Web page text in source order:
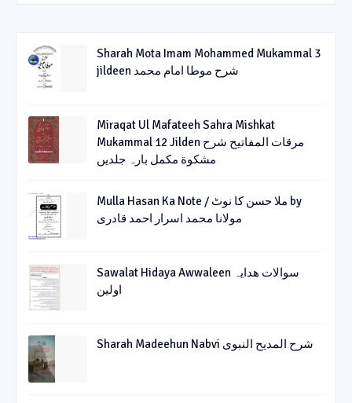
Sharah Mota Imam Mohammed Mukammal 3
jildeen شرح موطا امام محمد
Miraqat Ul Mafateeh Sahra Mishkat
Mukammal 12 Jilden مرقات المفاتیح شرح
مشکوة مکمل بارہ جلدیں
Mulla Hasan Ka Note / ملا حسن کا نوٹ by
مولانا محمد اسرار احمد قادری
Sawalat Hidaya Awwaleen سوالات ھدایہ
اولین
Sharah Madeehun Nabvi شرح المدیح النبوی